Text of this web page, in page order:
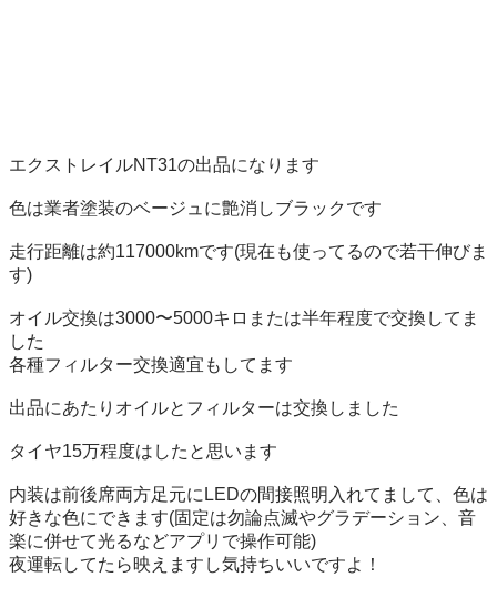
エクストレイルNT31の出品になります
色は業者塗装のベージュに艶消しブラックです
走行距離は約117000kmです(現在も使ってるので若干伸びま
す)
オイル交換は3000〜5000キロまたは半年程度で交換してま
した
各種フィルター交換適宜もしてます
出品にあたりオイルとフィルターは交換しました
タイヤ15万程度はしたと思います
内装は前後席両方足元にLEDの間接照明入れてまして、色は
好きな色にできます(固定は勿論点滅やグラデーション、音
楽に併せて光るなどアプリで操作可能)
夜運転してたら映えますし気持ちいいですよ！